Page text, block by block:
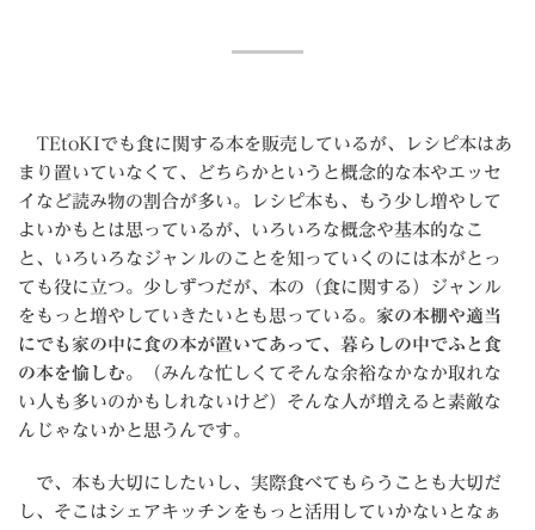
TEtoKIでも食に関する本を販売しているが、レシピ本はあ
まり置いていなくて、どちらかというと概念的な本やエッセ
イなど読み物の割合が多い。レシピ本も、もう少し増やして
よいかもとは思っているが、いろいろな概念や基本的なこ
と、いろいろなジャンルのことを知っていくのには本がとっ
ても役に立つ。少しずつだが、本の（食に関する）ジャンル
をもっと増やしていきたいとも思っている。 家の本棚や適当
にでも家の中に食の本が置いてあって、暮らしの中でふと食
の本を愉しむ。
（みんな忙しくてそんな余裕なかなか取れな
い人も多いのかもしれないけど）そんな人が増えると素敵な
んじゃないかと思うんです。
で、本も大切にしたいし、実際食べてもらうことも大切だ
し、そこはシェアキッチンをもっと活用していかないとなぁ